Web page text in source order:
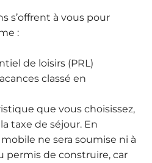
s’offrent à vous pour
:
de loisirs (PRL)
classé en
que vous choisissez,
taxe de séjour. En
ne sera soumise ni à
permis de construire, car